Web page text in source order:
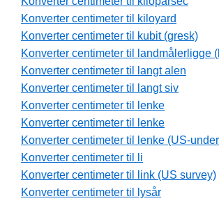
Konverter centimeter til kiloyard
Konverter centimeter til kubit (gresk)
Konverter centimeter til landmålerligge
Konverter centimeter til langt alen
Konverter centimeter til langt siv
Konverter centimeter til lenke
Konverter centimeter til lenke
Konverter centimeter til lenke (US-
Konverter centimeter til li
Konverter centimeter til link (US survey)
Konverter centimeter til lysår